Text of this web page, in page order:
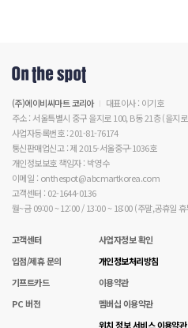
(주)에이비씨마트 코리아
대표이사 : 이기호
주소 : 서울특별시 중구 을지로 100, B동 21층 (을지
사업자등록번호 : 201-81-76174
통신판매업신고 : 제 2015-서울중구-1036호
개인정보보호 책임자 : 박영수
이메일 : onthespot@abcmartkorea.com
고객센터 : 02-1644-0136
월~금 09:00 ~ 12:00 / 13:00 ~ 18:00 (주말,공휴일 휴
고객센터
입점/제휴 문의
기프트카드
PC 버전
사업자정보 확인
개인정보처리방침
이용약관
멤버십 이용약관
위치 정보 서비스 이용약관